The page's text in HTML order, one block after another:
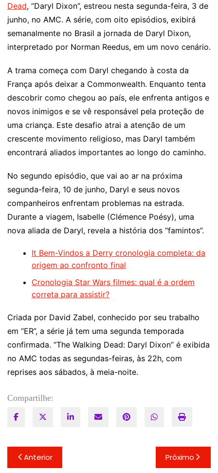
Dead, “Daryl Dixon”, estreou nesta segunda-feira, 3 de
junho, no AMC. A série, com oito episódios, exibirá
semanalmente no Brasil a jornada de Daryl Dixon,
interpretado por Norman Reedus, em um novo cenário.
A trama começa com Daryl chegando à costa da
França após deixar a Commonwealth. Enquanto tenta
descobrir como chegou ao país, ele enfrenta antigos e
novos inimigos e se vê responsável pela proteção de
uma criança. Este desafio atrai a atenção de um
crescente movimento religioso, mas Daryl também
encontrará aliados importantes ao longo do caminho.
No segundo episódio, que vai ao ar na próxima
segunda-feira, 10 de junho, Daryl e seus novos
companheiros enfrentam problemas na estrada.
Durante a viagem, Isabelle (Clémence Poésy), uma
nova aliada de Daryl, revela a história dos “famintos”.
It Bem-Vindos a Derry cronologia completa: da
origem ao confronto final
Cronologia Star Wars filmes: qual é a ordem
correta para assistir?
Criada por David Zabel, conhecido por seu trabalho
em “ER”, a série já tem uma segunda temporada
confirmada. “The Walking Dead: Daryl Dixon” é exibida
no AMC todas as segundas-feiras, às 22h, com
reprises aos sábados, à meia-noite.
Compartilhe:
Navegação
de
Anterior Próximo